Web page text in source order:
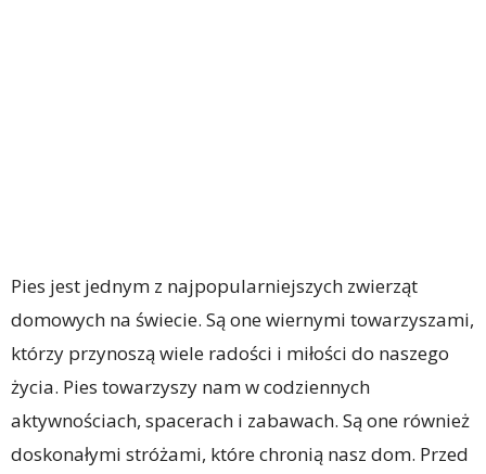
Pies jest jednym z najpopularniejszych zwierząt
domowych na świecie. Są one wiernymi towarzyszami,
którzy przynoszą wiele radości i miłości do naszego
życia. Pies towarzyszy nam w codziennych
aktywnościach, spacerach i zabawach. Są one również
doskonałymi stróżami, które chronią nasz dom. Przed